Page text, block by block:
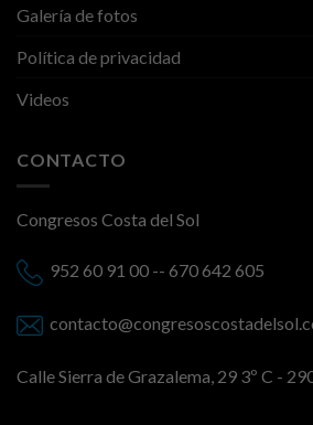
Galería de fotos
Política de privacidad
Videos
CONTACTO
Congresos Costa del Sol
952 60 91 00 -- 670 642 605
Calle Sierra de Grazalema, 29 3º C -